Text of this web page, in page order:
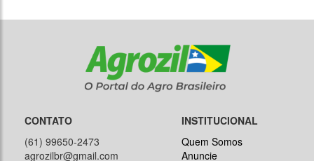
CONTATO
(61) 99650-2473
agrozilbr@gmail.com
INSTITUCIONAL
Quem Somos
Anuncie